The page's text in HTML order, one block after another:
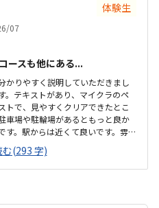
どで視線が分散しにくい工夫がさ
じました。月4回（1回50分）で
とってはや...
体験生
07
ースも他にある...
かりやすく説明していただきまし
。テキストがあり、マイクラのペ
トで、見やすくクリアできたとこ
車場や駐輪場があるともっと良か
す。駅からは近くて良いです。雰囲
区切られていて、個人スペースも
以外に、追加料金があまり無さそ
内で通いたいです。子供に熱心に
(293 字)